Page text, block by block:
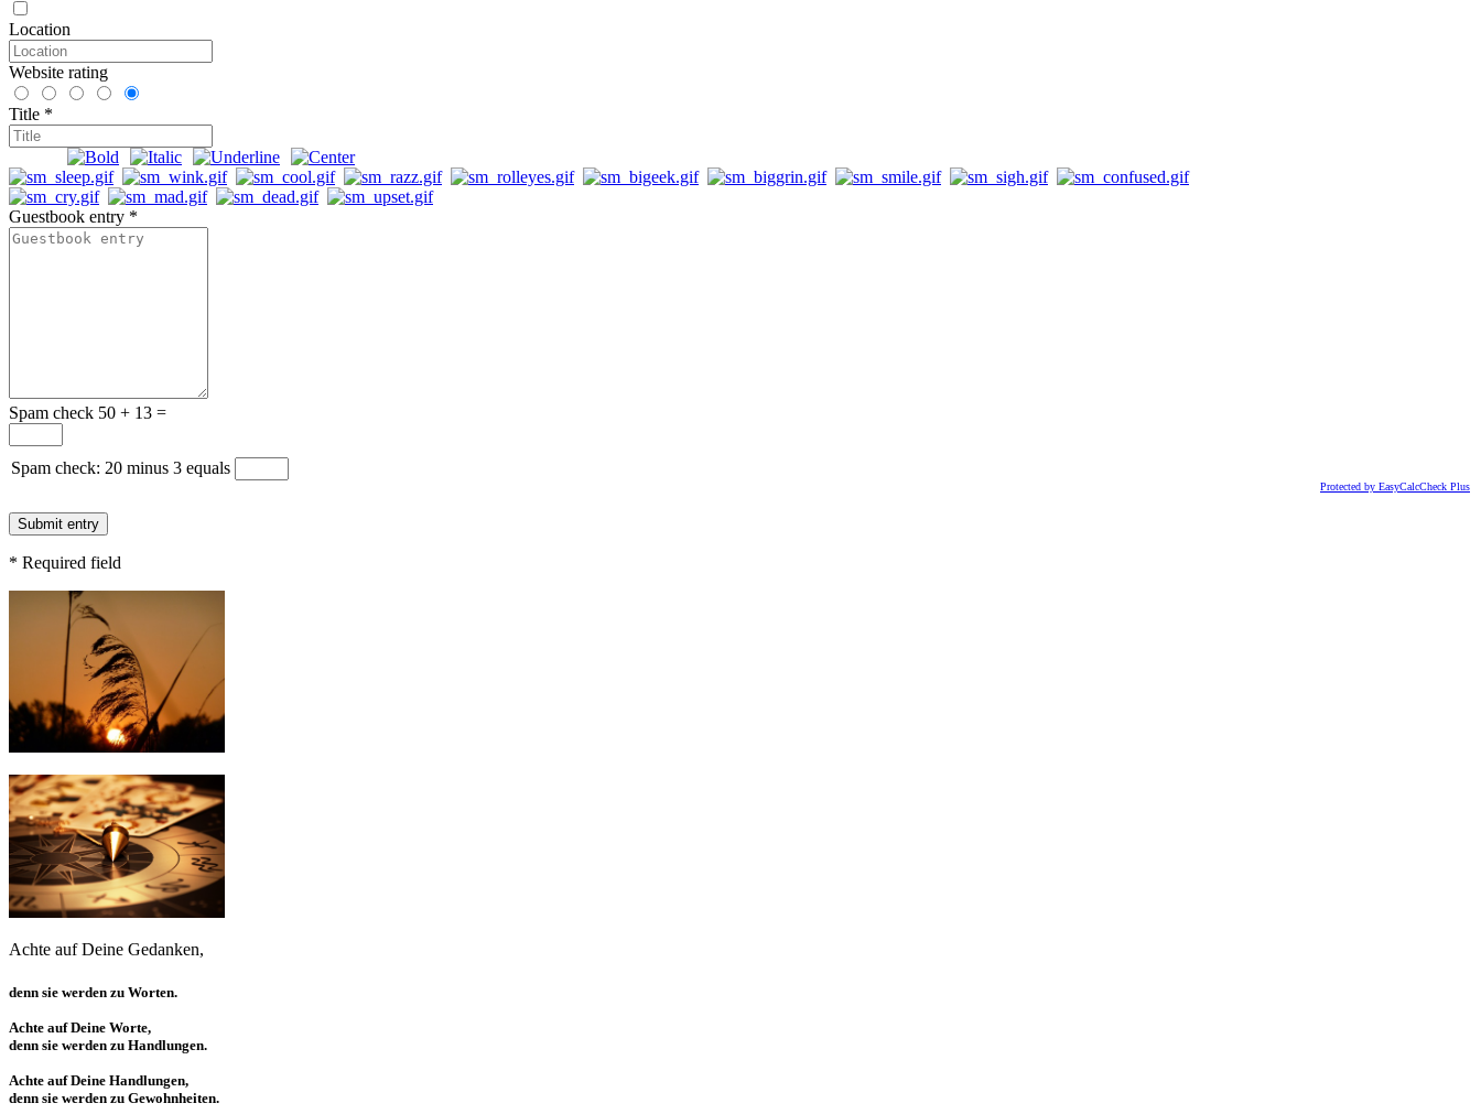
Location
Website rating
Title *
Guestbook entry *
Spam check 50 + 13 =
Spam check: 20 minus 3 equals
Protected by EasyCalcCheck Plus
* Required field
Achte auf Deine Gedanken,
denn sie werden zu Worten.
Achte auf Deine Worte,
denn sie werden zu Handlungen.
Achte auf Deine Handlungen,
denn sie werden zu Gewohnheiten.